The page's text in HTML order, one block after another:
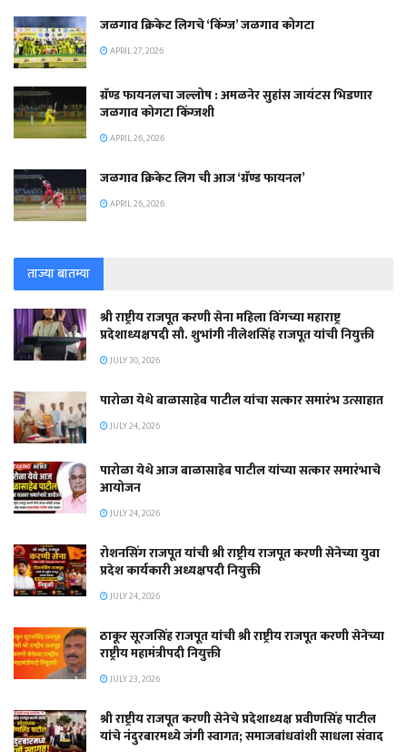
जळगाव क्रिकेट लिगचे ‘किंग्ज’ जळगाव कोगटा
APRIL 27, 2026
ग्रॅण्ड फायनलचा जल्लोष : अमळनेर सुहांस जायंटस भिडणार
जळगाव कोगटा किंग्जशी
APRIL 26, 2026
जळगाव क्रिकेट लिग ची आज ‘ग्रॅण्ड फायनल’
APRIL 26, 2026
ताज्या बातम्या
श्री राष्ट्रीय राजपूत करणी सेना महिला विंगच्या महाराष्ट्र
प्रदेशाध्यक्षपदी सौ. शुभांगी नीलेशसिंह राजपूत यांची नियुक्ती
JULY 30, 2026
पारोळा येथे बाळासाहेब पाटील यांचा सत्कार समारंभ उत्साहात
JULY 24, 2026
पारोळा येथे आज बाळासाहेब पाटील यांच्या सत्कार समारंभाचे
आयोजन
JULY 24, 2026
रोशनसिंग राजपूत यांची श्री राष्ट्रीय राजपूत करणी सेनेच्या युवा
प्रदेश कार्यकारी अध्यक्षपदी नियुक्ती
JULY 24, 2026
ठाकूर सूरजसिंह राजपूत यांची श्री राष्ट्रीय राजपूत करणी सेनेच्या
राष्ट्रीय महामंत्रीपदी नियुक्ती
JULY 23, 2026
श्री राष्ट्रीय राजपूत करणी सेनेचे प्रदेशाध्यक्ष प्रवीणसिंह पाटील
यांचे नंदुरबारमध्ये जंगी स्वागत; समाजबांधवांशी साधला संवाद